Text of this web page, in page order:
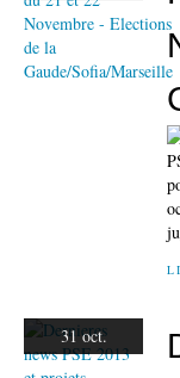
31 oct.